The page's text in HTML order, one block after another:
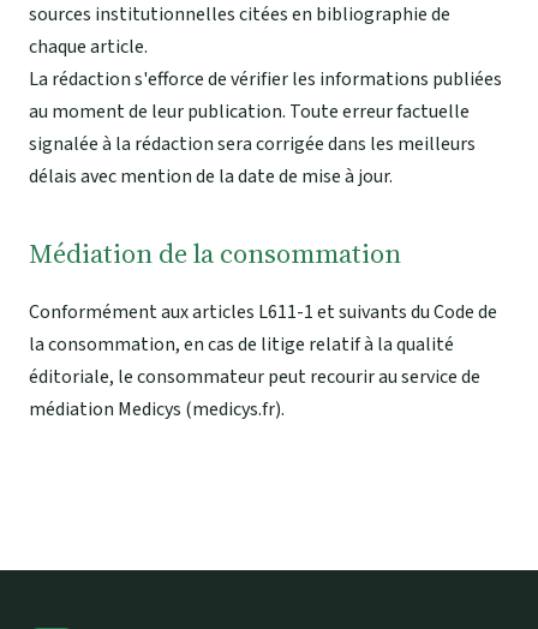
sources institutionnelles citées en bibliographie de
chaque article.
La rédaction s'efforce de vérifier les informations publiées
au moment de leur publication. Toute erreur factuelle
signalée à la rédaction sera corrigée dans les meilleurs
délais avec mention de la date de mise à jour.
Médiation de la consommation
Conformément aux articles L611-1 et suivants du Code de
la consommation, en cas de litige relatif à la qualité
éditoriale, le consommateur peut recourir au service de
médiation Medicys (medicys.fr).